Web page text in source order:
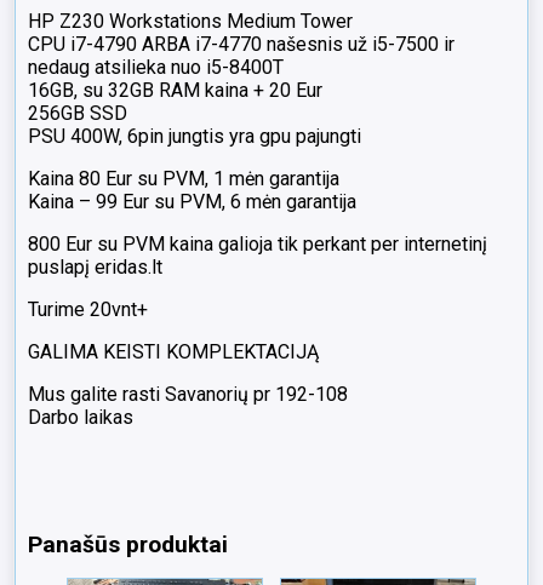
HP Z230 Workstations Medium Tower
CPU i7-4790 ARBA i7-4770 našesnis už i5-7500 ir
nedaug atsilieka nuo i5-8400T
16GB, su 32GB RAM kaina + 20 Eur
256GB SSD
PSU 400W, 6pin jungtis yra gpu pajungti
Kaina 80 Eur su PVM, 1 mėn garantija
Kaina – 99 Eur su PVM, 6 mėn garantija
800 Eur su PVM kaina galioja tik perkant per internetinį
puslapį eridas.lt
Turime 20vnt+
GALIMA KEISTI KOMPLEKTACIJĄ
Mus galite rasti Savanorių pr 192-108
Darbo laikas
Panašūs produktai